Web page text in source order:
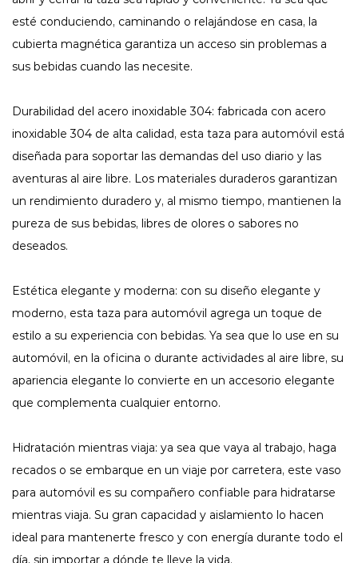
esté conduciendo, caminando o relajándose en casa, la
cubierta magnética garantiza un acceso sin problemas a
sus bebidas cuando las necesite.
Durabilidad del acero inoxidable 304: fabricada con acero
inoxidable 304 de alta calidad, esta taza para automóvil está
diseñada para soportar las demandas del uso diario y las
aventuras al aire libre. Los materiales duraderos garantizan
un rendimiento duradero y, al mismo tiempo, mantienen la
pureza de sus bebidas, libres de olores o sabores no
deseados.
Estética elegante y moderna: con su diseño elegante y
moderno, esta taza para automóvil agrega un toque de
estilo a su experiencia con bebidas. Ya sea que lo use en su
automóvil, en la oficina o durante actividades al aire libre, su
apariencia elegante lo convierte en un accesorio elegante
que complementa cualquier entorno.
Hidratación mientras viaja: ya sea que vaya al trabajo, haga
recados o se embarque en un viaje por carretera, este vaso
para automóvil es su compañero confiable para hidratarse
mientras viaja. Su gran capacidad y aislamiento lo hacen
ideal para mantenerte fresco y con energía durante todo el
día, sin importar a dónde te lleve la vida.